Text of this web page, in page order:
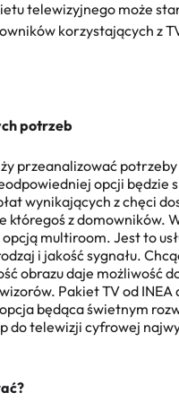
telewizyjnego może
korzystających z
potrzeb
przeanalizować
opcji będzie
wynikających z chęci
któregoś z domowników.
multiroom. Jest to
i jakość sygnału.
obrazu daje możliwość
Pakiet TV od
będąca świetnym
do telewizji cyfrowej
?